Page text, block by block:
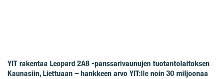
YIT rakentaa Leopard 2A8 -panssarivaunujen tuotantolaitoksen
Kaunasiin, Liettuaan – hankkeen arvo YIT:lle noin 30 miljoonaa